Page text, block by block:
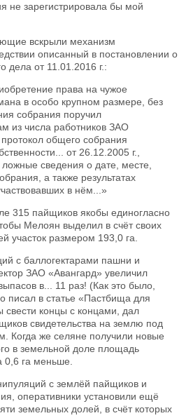
не зарегистрировала бы мой
вскрыли механизм
описанный в постановлении о
дела от 11.01.2016 г.:
права на чужое
в особо крупном размере, без
собрания поручил
из числа работников ЗАО
протокол общего собрания
от 26.12.2005 г.,
сведения о дате, месте,
а также результатах
в нём...»
315 пайщиков якобы единогласно
Мелоян выделил в счёт своих
участок размером 193,0 га.
с баллогектарами пашни и
ЗАО «Авангард» увеличил
в... 11 раз! (Как это было,
писал в статье «Пастбища для
свести концы с концами, дал
свидетельства на землю под
Когда же селяне получили новые
в земельной доле площадь
0,6 га меньше.
с землёй пайщиков и
оперативники установили ещё
земельных долей, в счёт которых